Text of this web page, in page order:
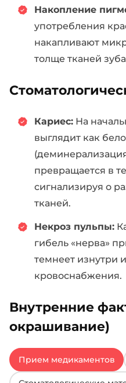
Накопление
употребления
накапливают
толще тканей
Кариес: На
выглядит как
превращается в
сигнализируя о
тканей.
Некроз пульпы:
гибель «нерва»
темнеет изнутри
кровоснабжения.
Внутренние
окрашивание)
Прием медикаментов